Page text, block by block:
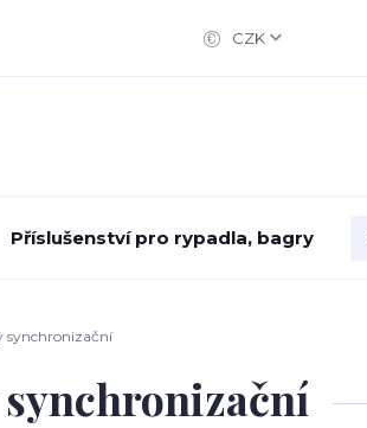
CZK
Příslušenství pro rypadla, bagry
synchronizační
synchronizační